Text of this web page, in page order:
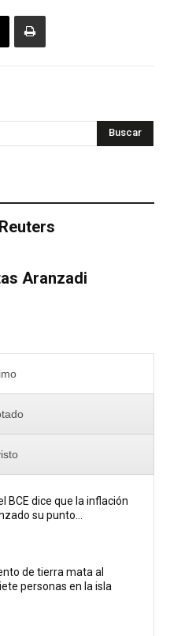
Buscar
Aranzadi
BCE dice que la inflación
su punto...
de tierra mata al
personas en la isla